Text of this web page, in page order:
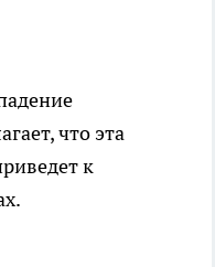
что эта
к